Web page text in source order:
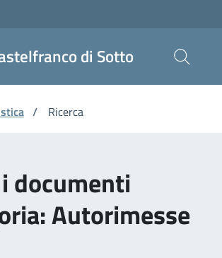
di Sotto
/ Ricerca
documenti
Autorimesse